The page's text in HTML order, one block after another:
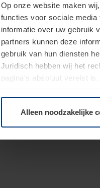
Op onze website maken wij,
functies voor sociale media
informatie over uw gebruik
partners kunnen deze
gebruik van hun diensten
Juridisch hebben wij het
pagina's absoluut vereist
moment bij de uitleg van
Alleen noodzakelijke